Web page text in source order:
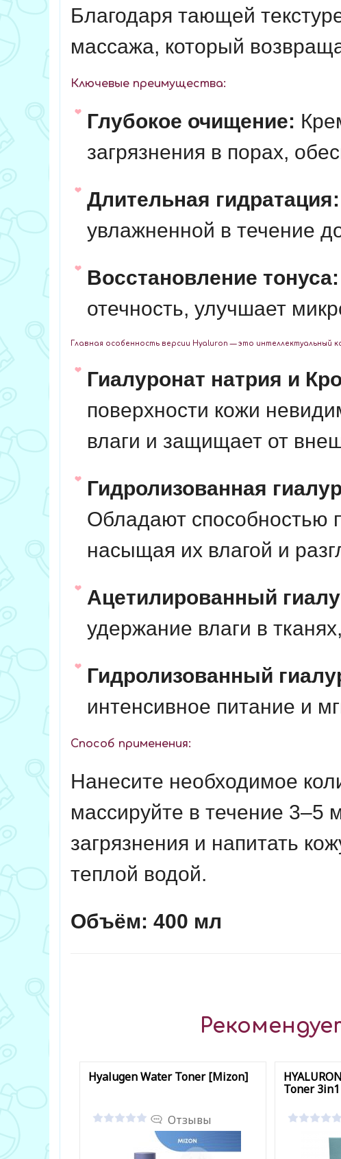
Благодаря тающей
массажа, который
Ключевые преимущества:
Глубокое очищение:
загрязнения в порах,
Длительная гидратация:
увлажненной в течение
Восстановление тонуса:
отечность, улучшает
Главная особенность версии Hyaluron — это интеллектуальный
Гиалуронат натрия и
поверхности кожи
влаги и защищает от
Гидролизованная
Обладают способностью
насыщая их влагой и
Ацетилированный
удержание влаги в
Гидролизованный
интенсивное питание и
Способ применения:
Нанесите необходимое
массируйте в течение 3–5
загрязнения и напитать
теплой водой.
Объём: 400 мл
Hyalugen Water Toner [Mizon]
Отзывы
Toner